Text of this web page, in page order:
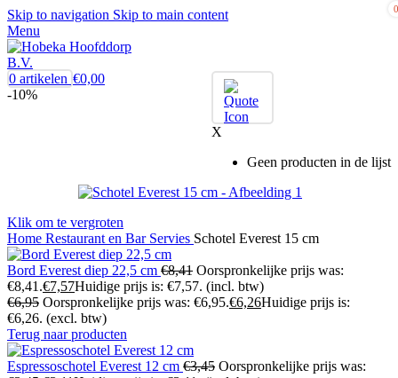
Skip to navigation Skip to main content
Menu
0
X
Geen producten in de lijst
0 artikelen €0,00
-10%
Klik om te vergroten
Home Restaurant en Bar Servies Schotel Everest 15 cm
Bord Everest diep 22,5 cm €8,41 Oorspronkelijke prijs was:
€8,41.€7,57Huidige prijs is: €7,57. (incl. btw)
€6,95 Oorspronkelijke prijs was: €6,95.€6,26Huidige prijs is:
€6,26. (excl. btw)
Terug naar producten
Espressoschotel Everest 12 cm €3,45 Oorspronkelijke prijs was: